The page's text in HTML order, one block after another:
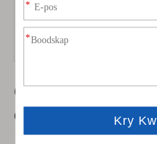
Fluoresensi
e
spesiale
Gebruik jou
doeltreffend: